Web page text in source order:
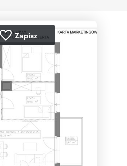
Zapisz